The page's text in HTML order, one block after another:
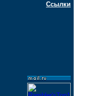
Ссылки